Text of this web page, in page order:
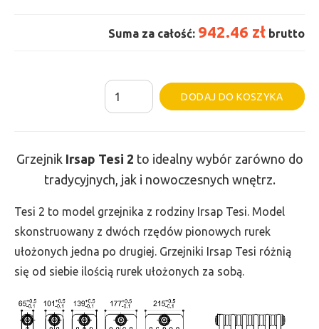
Suma za całość: 942.46 zł brutto
ilość
Grzejnik
-
wys.
765,
szer.
495,
592
DODAJ DO KOSZYKA
Grzejnik Irsap Tesi 2 to idealny wybór zarówno do
tradycyjnych, jak i nowoczesnych wnętrz.
Tesi 2 to model grzejnika z rodziny Irsap Tesi. Model
skonstruowany z dwóch rzędów pionowych rurek
ułożonych jedna po drugiej. Grzejniki Irsap Tesi różnią
się od siebie ilością rurek ułożonych za sobą.